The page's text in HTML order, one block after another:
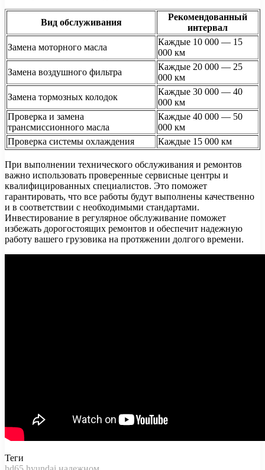
Вид обслуживания
Рекомендованный
интервал
Замена моторного масла
Каждые 10 000 — 15
000 км
Замена воздушного фильтра
Каждые 20 000 — 25
000 км
Замена тормозных колодок
Каждые 30 000 — 40
000 км
Проверка и замена
трансмиссионного масла
Каждые 40 000 — 50
000 км
Проверка системы охлаждения
Каждые 15 000 км
При выполнении технического обслуживания и ремонтов
важно использовать проверенные сервисные центры и
квалифицированных специалистов. Это поможет
гарантировать, что все работы будут выполнены качественно
и в соответствии с необходимыми стандартами.
Инвестирование в регулярное обслуживание поможет
избежать дорогостоящих ремонтов и обеспечит надежную
работу вашего грузовика на протяжении долгого времени.
Теги